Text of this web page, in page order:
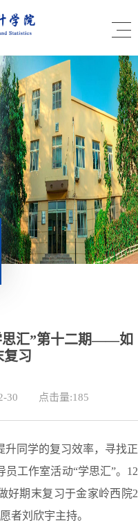
思汇”第十二期——如
复习
30 点击量:185
升同学的复习效率，寻找正
员工作室活动“学思汇”。12
好期末复习于金家岭西院2
者刘欣宇主持。